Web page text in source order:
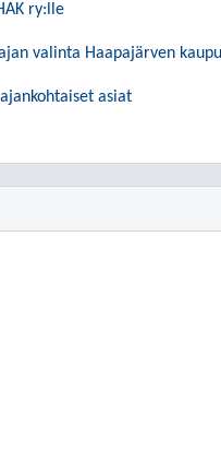
ry:lle
valinta Haapajärven
asiat